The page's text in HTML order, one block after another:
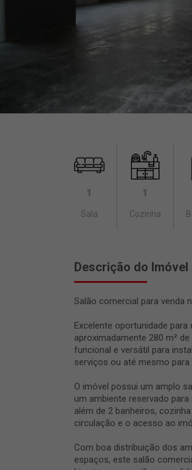
1
Sala
1
Cozinha
Descrição do Imóvel
Salão comercial para venda
Excelente oportunidade
aproximadamente 280 m²
funcional e versátil para
serviços ou até mesmo
O imóvel possui um amplo
um ambiente reservado
além de 2 banheiros,
circulação e o acesso ao
Com boa distribuição dos
espaços, este salão